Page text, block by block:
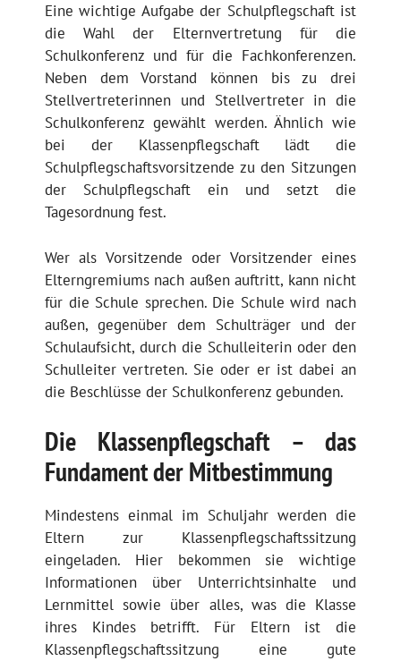
Eine wichtige Aufgabe der Schulpflegschaft ist
die Wahl der Elternvertretung für die
Schulkonferenz und für die Fachkonferenzen.
Neben dem Vorstand können bis zu drei
Stellvertreterinnen und Stellvertreter in die
Schulkonferenz gewählt werden. Ähnlich wie
bei der Klassenpflegschaft lädt die
Schulpflegschaftsvorsitzende zu den Sitzungen
der Schulpflegschaft ein und setzt die
Tagesordnung fest.
Wer als Vorsitzende oder Vorsitzender eines
Elterngremiums nach außen auftritt, kann nicht
für die Schule sprechen. Die Schule wird nach
außen, gegenüber dem Schulträger und der
Schulaufsicht, durch die Schulleiterin oder den
Schulleiter vertreten. Sie oder er ist dabei an
die Beschlüsse der Schulkonferenz gebunden.
Die Klassenpflegschaft – das
Fundament der Mitbestimmung
Mindestens einmal im Schuljahr werden die
Eltern zur Klassenpflegschaftssitzung
eingeladen. Hier bekommen sie wichtige
Informationen über Unterrichtsinhalte und
Lernmittel sowie über alles, was die Klasse
ihres Kindes betrifft. Für Eltern ist die
Klassenpflegschaftssitzung eine gute